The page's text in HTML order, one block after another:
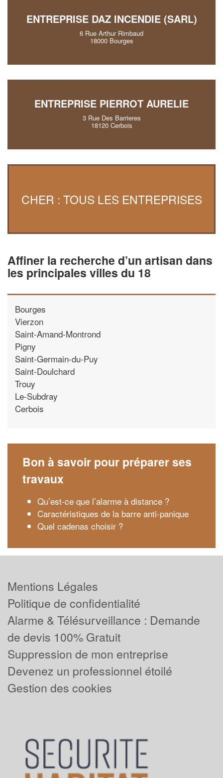
ENTREPRISE DAZ INCENDIE (SARL)
6 Rue Arthur Rimbaud
18000 Bourges
ENTREPRISE PIERROT AURELIE
3 Rue Des Barrieres
18120 Cerbois
CHER : TOUS LES ENTREPRISES
Affiner la recherche d’un artisan dans
les principales villes du 18
Bourges
Vierzon
Saint-Amand-Montrond
Pigny
Saint-Germain-du-Puy
Saint-Doulchard
Trouy
Le-Subdray
Cerbois
Bon à savoir pour préparer ses
travaux
Qu’est-ce que l’alarme à distance ?
Caractéristiques de la barre anti-panique
Quel cadenas choisir ?
Mentions Légales
Politique de confidentialité
Alarme & Télésurveillance : Demande
de devis 100% Gratuit
Suppression de mon entreprise
Devenez un professionnel étoilé
Gestion des cookies